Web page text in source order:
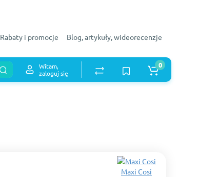
Rabaty i promocje Blog, artykuły, wideorecenzje
Witam,
zaloguj się
0
Maxi Cosi